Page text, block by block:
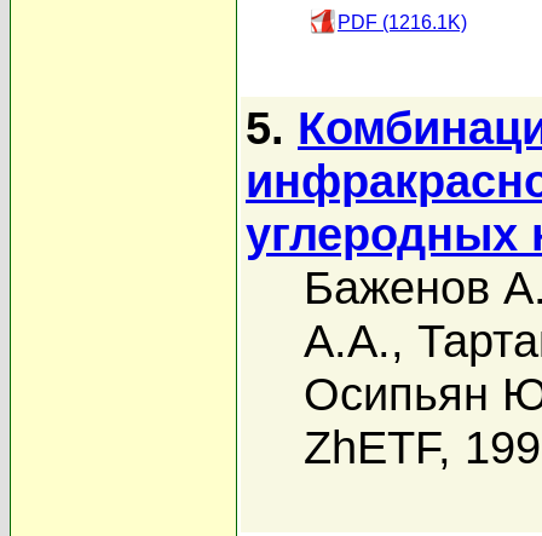
PDF (1216.1K)
5.
углеродных
Баженов
А.А.,
Осипьян
ZhETF,